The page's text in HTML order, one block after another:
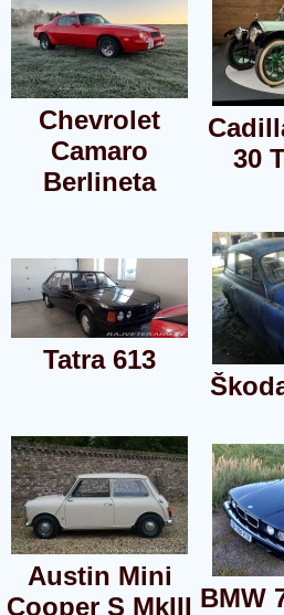
Chevrolet
Camaro
Berlineta
30
Tatra 613
Austin Mini
Cooper S MkIII BMW